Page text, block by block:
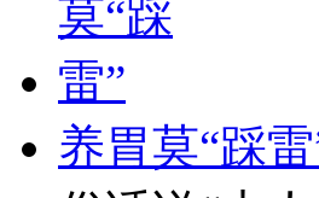
养胃莫“踩雷